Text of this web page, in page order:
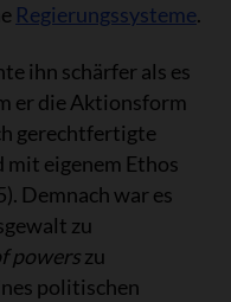
Regierungssysteme.
ihn schärfer als es
er die Aktionsform
gerechtfertigte
mit eigenem Ethos
Demnach war es
zu
powerszu
politischen